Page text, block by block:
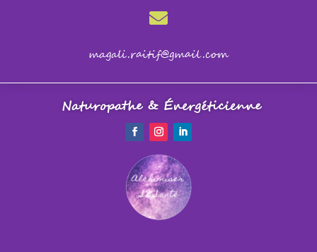

magali.raitif@gmail.com
Naturopathe & Énergéticienne